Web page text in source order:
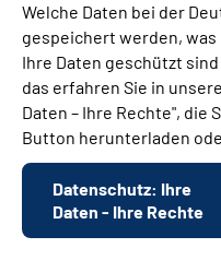
Inhalte in
Leichte Sprache
Welche Daten bei der
gespeichert werden,
Ihre Daten geschützt
das erfahren Sie in
Daten – Ihre Rechte", die
Button herunterladen
Datenschutz: Ihre
Daten - Ihre Rechte